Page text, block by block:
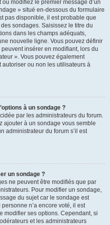
modifiez le premier message d’un
» situé en-dessous du formulaire
pas disponible, il est probable que
sondages. Saisissez le titre du
dans les champs adéquats,
nouvelle ligne. Vous pouvez définir
insérer en modifiant, lors du
». Vous pouvez également
ou non les utilisateurs à
à un sondage ?
par les administrateurs du forum.
ajouter à un sondage vous semble
administrateur du forum s’il est
un sondage ?
ne peuvent être modifiés que par
Pour modifier un sondage,
du sujet car le sondage est
n’a encore voté, il est
modifier ses options. Cependant, si
et les administrateurs